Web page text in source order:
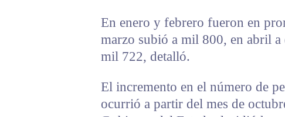
En enero y febrero fueron en
marzo subió a mil 800, en abril
mil 722, detalló.
El incremento en el número de
ocurrió a partir del mes de